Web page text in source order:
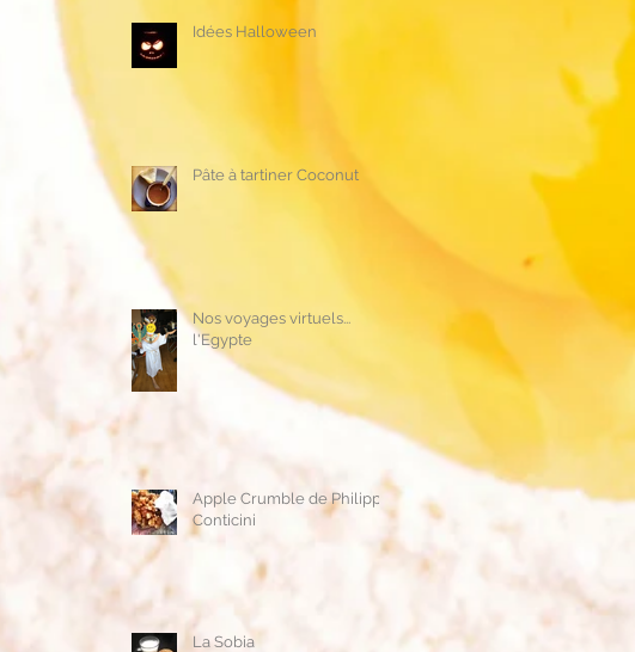
Idées Halloween
Pâte à tartiner Coconut
Nos voyages virtuels...
l'Egypte
Apple Crumble de Philippe
Conticini
La Sobia